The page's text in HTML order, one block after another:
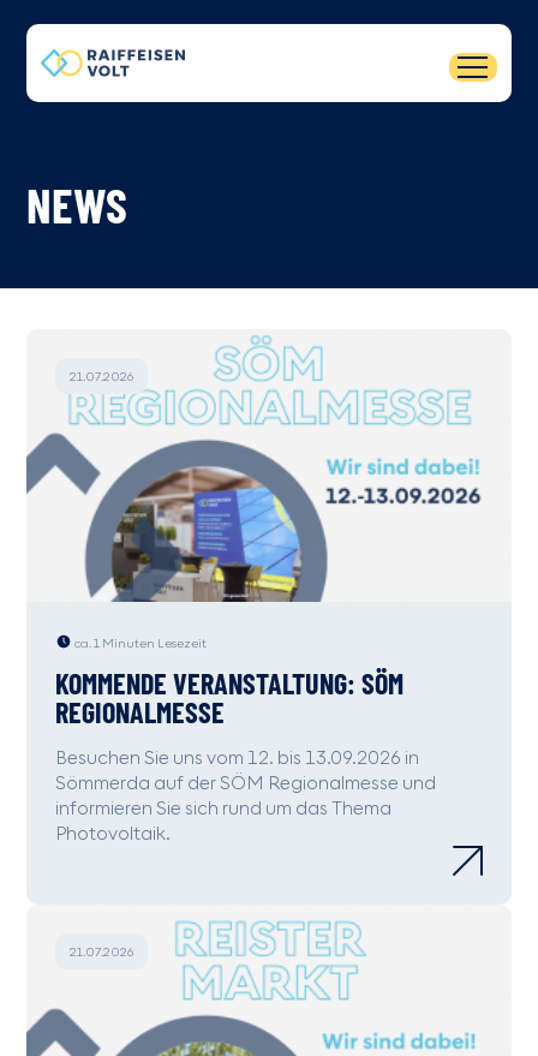
NEWS
21.07.2026
ca. 1 Minuten Lesezeit
KOMMENDE VERANSTALTUNG: SÖM
REGIONALMESSE
Besuchen Sie uns vom 12. bis 13.09.2026 in
Sömmerda auf der SÖM Regionalmesse und
informieren Sie sich rund um das Thema
Photovoltaik.
21.07.2026